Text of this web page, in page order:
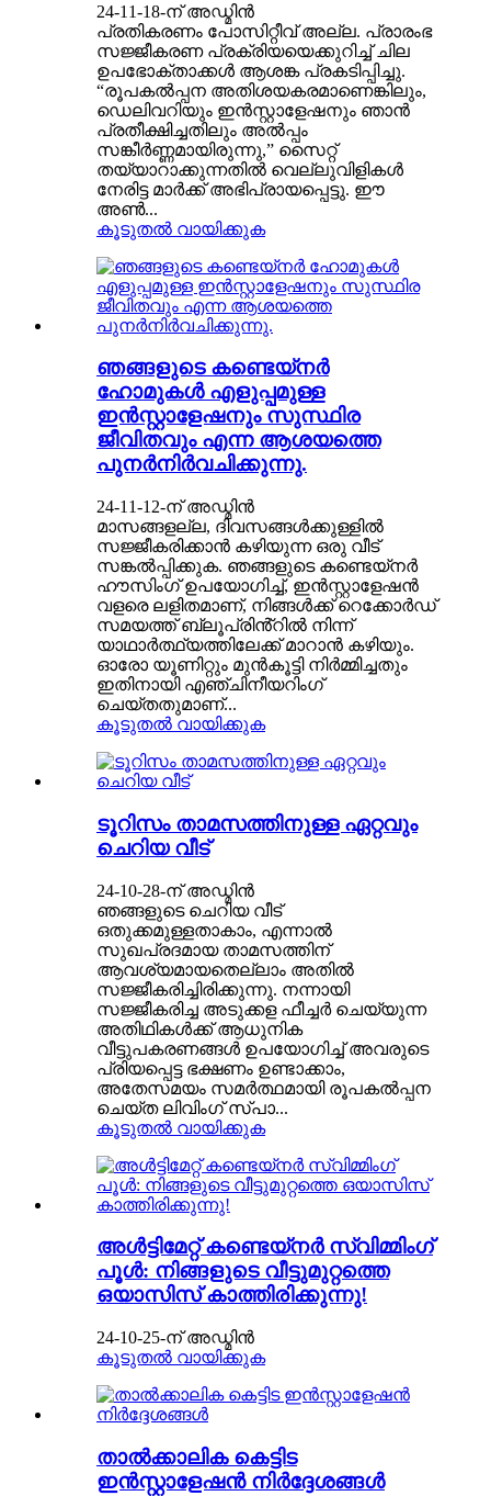
24-11-18-ന് അഡ്മിൻ
പ്രതികരണം പോസിറ്റീവ് അല്ല. പ്രാരംഭ
സജ്ജീകരണ പ്രക്രിയയെക്കുറിച്ച് ചില
ഉപഭോക്താക്കൾ ആശങ്ക പ്രകടിപ്പിച്ചു.
“രൂപകൽപ്പന അതിശയകരമാണെങ്കിലും,
ഡെലിവറിയും ഇൻസ്റ്റാളേഷനും ഞാൻ
പ്രതീക്ഷിച്ചതിലും അൽപ്പം
സങ്കീർണ്ണമായിരുന്നു,” സൈറ്റ്
തയ്യാറാക്കുന്നതിൽ വെല്ലുവിളികൾ
നേരിട്ട മാർക്ക് അഭിപ്രായപ്പെട്ടു. ഈ
അൺ...
കൂടുതൽ വായിക്കുക
ഞങ്ങളുടെ കണ്ടെയ്‌നർ
ഹോമുകൾ എളുപ്പമുള്ള
ഇൻസ്റ്റാളേഷനും സുസ്ഥിര
ജീവിതവും എന്ന ആശയത്തെ
പുനർനിർവചിക്കുന്നു.
24-11-12-ന് അഡ്മിൻ
മാസങ്ങളല്ല, ദിവസങ്ങൾക്കുള്ളിൽ
സജ്ജീകരിക്കാൻ കഴിയുന്ന ഒരു വീട്
സങ്കൽപ്പിക്കുക. ഞങ്ങളുടെ കണ്ടെയ്‌നർ
ഹൗസിംഗ് ഉപയോഗിച്ച്, ഇൻസ്റ്റാളേഷൻ
വളരെ ലളിതമാണ്, നിങ്ങൾക്ക് റെക്കോർഡ്
സമയത്ത് ബ്ലൂപ്രിൻ്റിൽ നിന്ന്
യാഥാർത്ഥ്യത്തിലേക്ക് മാറാൻ കഴിയും.
ഓരോ യൂണിറ്റും മുൻകൂട്ടി നിർമ്മിച്ചതും
ഇതിനായി എഞ്ചിനീയറിംഗ്
ചെയ്തതുമാണ്...
കൂടുതൽ വായിക്കുക
ടൂറിസം താമസത്തിനുള്ള ഏറ്റവും
ചെറിയ വീട്
24-10-28-ന് അഡ്മിൻ
ഞങ്ങളുടെ ചെറിയ വീട്
ഒതുക്കമുള്ളതാകാം, എന്നാൽ
സുഖപ്രദമായ താമസത്തിന്
ആവശ്യമായതെല്ലാം അതിൽ
സജ്ജീകരിച്ചിരിക്കുന്നു. നന്നായി
സജ്ജീകരിച്ച അടുക്കള ഫീച്ചർ ചെയ്യുന്ന
അതിഥികൾക്ക് ആധുനിക
വീട്ടുപകരണങ്ങൾ ഉപയോഗിച്ച് അവരുടെ
പ്രിയപ്പെട്ട ഭക്ഷണം ഉണ്ടാക്കാം,
അതേസമയം സമർത്ഥമായി രൂപകൽപ്പന
ചെയ്ത ലിവിംഗ് സ്പാ...
കൂടുതൽ വായിക്കുക
അൾട്ടിമേറ്റ് കണ്ടെയ്‌നർ സ്വിമ്മിംഗ്
പൂൾ: നിങ്ങളുടെ വീട്ടുമുറ്റത്തെ
ഒയാസിസ് കാത്തിരിക്കുന്നു!
24-10-25-ന് അഡ്മിൻ
കൂടുതൽ വായിക്കുക
താൽക്കാലിക കെട്ടിട
ഇൻസ്റ്റാളേഷൻ നിർദ്ദേശങ്ങൾ